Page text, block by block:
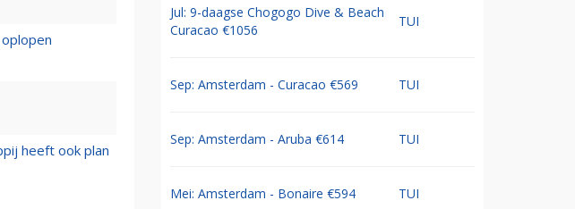
heeft ook plan
Jul: 9-daagse Chogogo Dive & Beach
Curacao €1056
TUI
Sep: Amsterdam - Curacao €569 TUI
Sep: Amsterdam - Aruba €614 TUI
Mei: Amsterdam - Bonaire €594 TUI